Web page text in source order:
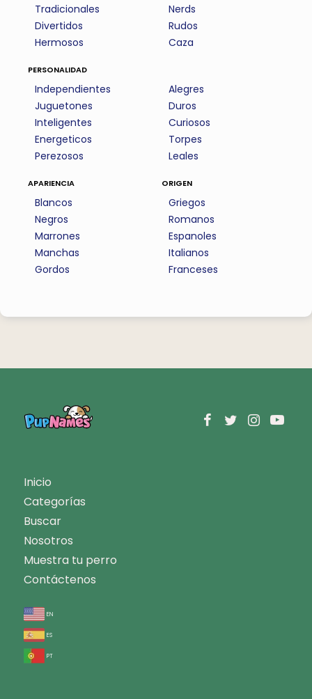
Tradicionales
Divertidos
Hermosos
Nerds
Rudos
Caza
personalidad
Independientes
Juguetones
Inteligentes
Energeticos
Perezosos
Alegres
Duros
Curiosos
Torpes
Leales
apariencia
Blancos
Negros
Marrones
Manchas
Gordos
origen
Griegos
Romanos
Espanoles
Italianos
Franceses
Inicio
Categorías
Buscar
Nosotros
Muestra tu perro
Contáctenos
en
es
pt